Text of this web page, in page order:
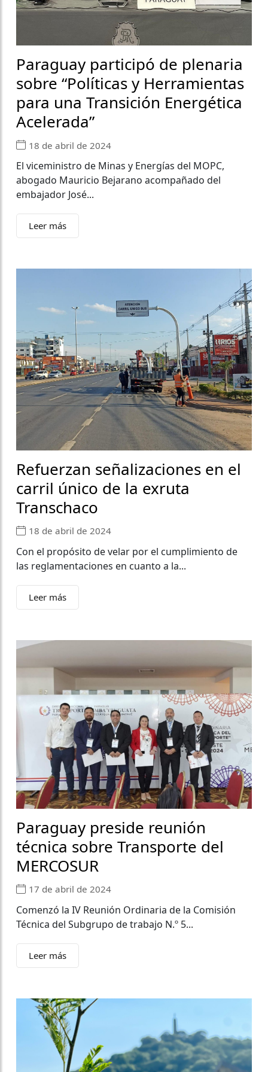
Paraguay participó de plenaria
sobre “Políticas y Herramientas
para una Transición Energética
Acelerada”
18 de abril de 2024
El viceministro de Minas y Energías del MOPC,
abogado Mauricio Bejarano acompañado del
embajador José...
Leer más
Refuerzan señalizaciones en el
carril único de la exruta
Transchaco
18 de abril de 2024
Con el propósito de velar por el cumplimiento de
las reglamentaciones en cuanto a la...
Leer más
Paraguay preside reunión
técnica sobre Transporte del
MERCOSUR
17 de abril de 2024
Comenzó la IV Reunión Ordinaria de la Comisión
Técnica del Subgrupo de trabajo N.º 5...
Leer más